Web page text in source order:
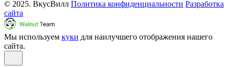
© 2025. ВкусВилл Политика конфиденциальности Разработка
сайта
Мы используем куки для наилучшего отображения нашего
сайта.